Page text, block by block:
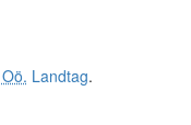
Oö. Landtag.